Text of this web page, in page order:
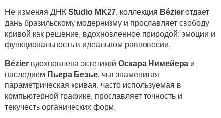
Не изменяя ДНК Studio MK27, коллекция Bézier отдает
дань бразильскому модернизму и прославляет свободу
кривой как решение, вдохновленное природой: эмоции и
функциональность в идеальном равновесии.
Bézier вдохновлена эстетикой Оскара Нимейера и
наследием Пьера Безье, чья знаменитая
параметрическая кривая, часто используемая в
компьютерной графике, прославляет точность и
текучесть органических форм.